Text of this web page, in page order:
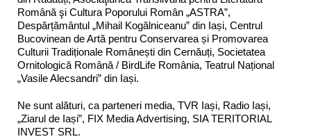
Română şi Cultura Poporului Român „ASTRA”,
Despărțământul „Mihail Kogălniceanu” din Iași, Centrul
Bucovinean de Artă pentru Conservarea și Promovarea
Culturii Tradiționale Românești din Cernăuți, Societatea
Ornitologică Română / BirdLife România, Teatrul Național
„Vasile Alecsandri” din Iași.
Ne sunt alături, ca parteneri media, TVR Iași, Radio Iași,
„Ziarul de Iași”, FIX Media Advertising, SIA TERITORIAL
INVEST SRL.